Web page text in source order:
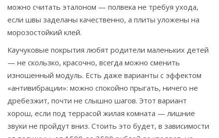
можно считать эталоном — полвека не требуя ухода,
если швы заделаны качественно, а плиты уложены на
морозостойкий клей.
Каучуковые покрытия любят родители маленьких детей
— не скользко, красочно, всегда можно сменить
изношенный модуль. Есть даже варианты с эффектом
«антивибрации»: можно спокойно прыгать, ничего не
дребезжит, почти не слышно шагов. Этот вариант
хорош, если под террасой жилая комната — лишние
звуки не пройдут вниз. Стоить это будет, в зависимости